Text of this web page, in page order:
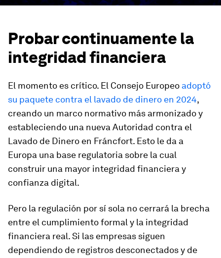
Probar continuamente la
integridad financiera
El momento es crítico. El Consejo Europeo adoptó
su paquete contra el lavado de dinero en 2024,
creando un marco normativo más armonizado y
estableciendo una nueva Autoridad contra el
Lavado de Dinero en Fráncfort. Esto le da a
Europa una base regulatoria sobre la cual
construir una mayor integridad financiera y
confianza digital.
Pero la regulación por sí sola no cerrará la brecha
entre el cumplimiento formal y la integridad
financiera real. Si las empresas siguen
dependiendo de registros desconectados y de